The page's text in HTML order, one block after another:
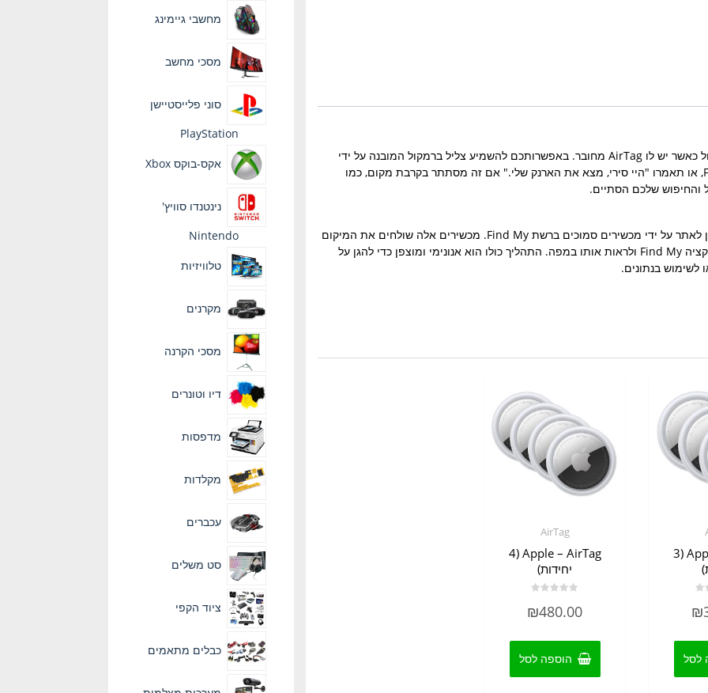
לאבד משהו כמו הארנק שלכם לא צריך להיות עניין גדול כאשר יש לו AirTag מחובר. באפשרותכם להשמיע צליל ברמקול המובנה על ידי
מעבר לכרטיסיה פריטים חדשים באפליקציית Find My, או תאמרו "היי סירי, מצא את הארנק שלי." אם זה מסתתר בקרבת מקום, כמו
שלכם הסתיים.
ה-AirTag שלכם שולח אות Bluetooth מאובטח שניתן לאתר על ידי מכשירים סמוכים ברשת Find My. מכשירים אלה שולחים את המיקום
של ה-AirTag שלכם ל-iCloud ואז תוכלו לעבור לאפליקציה Find My ולראות אותו במפה. התהליך כולו הוא אנונימי ומוצפן כדי להגן על
לשימוש בנתונים.
Apple – AirTag (3
₪
לסל
AirTag
Apple – AirTag (4
יחידות)
0
₪480.00
הוספה לסל
מחשבי גיימינג
מסכי מחשב
סוני פלייסטיישן
PlayStation
אקס-בוקס Xbox
נינטנדו סוויץ'
Nintendo
טלוויזיות
מקרנים
מסכי הקרנה
דיו וטונרים
מדפסות
מקלדות
עכברים
סט משלים
ציוד הקפי
כבלים מתאמים